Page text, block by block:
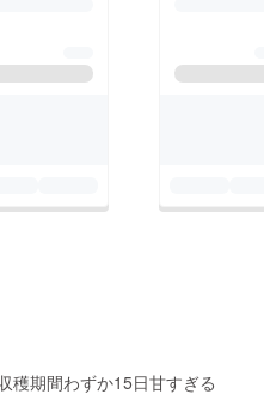
穫期間わずか15日甘すぎる